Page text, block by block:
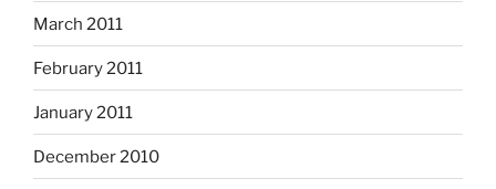
March 2011
February 2011
January 2011
December 2010